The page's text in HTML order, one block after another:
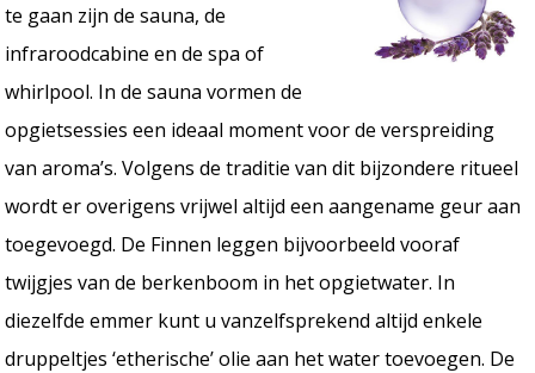
te gaan zijn de sauna, de
infraroodcabine en de spa of
whirlpool. In de sauna vormen de
opgietsessies een ideaal moment voor de verspreiding
van aroma’s. Volgens de traditie van dit bijzondere ritueel
wordt er overigens vrijwel altijd een aangename geur aan
toegevoegd. De Finnen leggen bijvoorbeeld vooraf
twijgjes van de berkenboom in het opgietwater. In
diezelfde emmer kunt u vanzelfsprekend altijd enkele
druppeltjes ‘etherische’ olie aan het water toevoegen. De